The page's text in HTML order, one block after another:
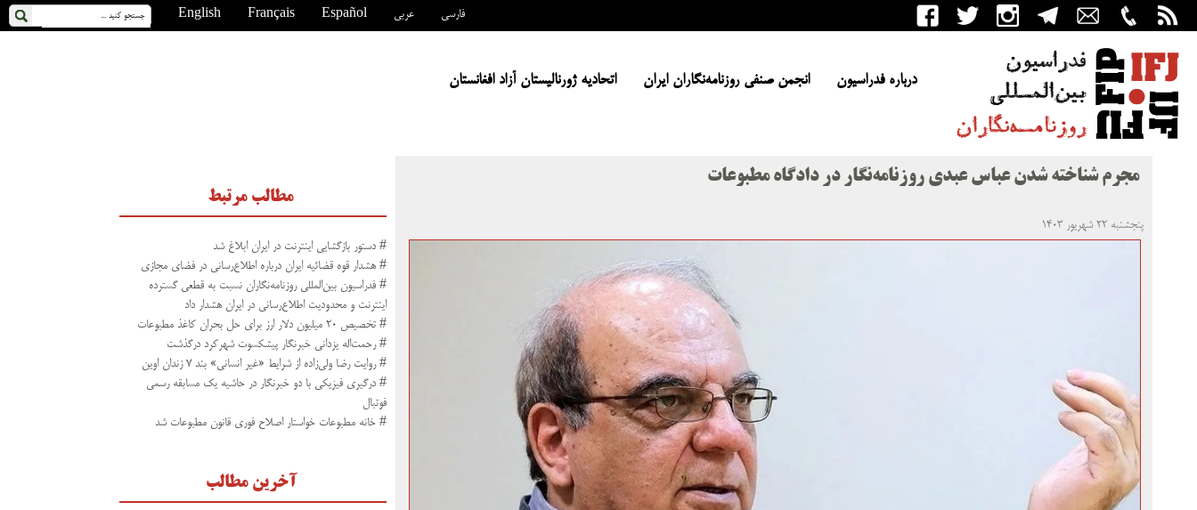
English Français Español عربی فارسی
درباره فدراسیون انجمن صنفی روزنامه‌نگاران ایران اتحادیه ژورنالیستان آزاد افغانستان
مجرم شناخته شدن عباس عبدی روزنامه‌نگار در دادگاه مطبوعات
پنجشنبه ۲۲ شهریور ۱۴۰۳
مطالب مرتبط
# دستور بازگشایی اینترنت در ایران ابلاغ شد
# هشدار قوه قضائیه ایران درباره اطلاع‌رسانی در فضای مجازی
# فدراسیون بین‌المللی روزنامه‌نگاران نسبت به قطعی گسترده
اینترنت و محدودیت اطلاع‌رسانی در ایران هشدار داد
# تخصیص ۲۰ میلیون دلار ارز برای حل بحران کاغذ مطبوعات
# رحمت‌اله یزدانی خبرنگار پیشکسوت شهرکرد درگذشت
# روایت رضا ولی‌زاده از شرایط «غیر انسانی» بند ۷ زندان اوین
# درگیری فیزیکی با دو خبرنگار در حاشیه یک مسابقه رسمی
فوتبال
# خانه مطبوعات خواستار اصلاح فوری قانون مطبوعات شد
آخرین مطالب